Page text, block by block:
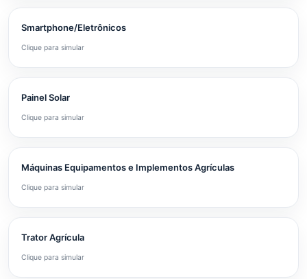
Smartphone/Eletrônicos
Clique para simular
Painel Solar
Clique para simular
Máquinas Equipamentos e Implementos Agrículas
Clique para simular
Trator Agrícula
Clique para simular